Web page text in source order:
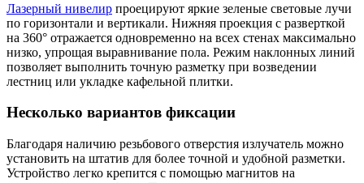
Лазерный нивелир проецируют яркие зеленые световые лучи
по горизонтали и вертикали. Нижняя проекция с разверткой
на 360° отражается одновременно на всех стенах максимально
низко, упрощая выравнивание пола. Режим наклонных линий
позволяет выполнить точную разметку при возведении
лестниц или укладке кафельной плитки.
Несколько вариантов фиксации
Благодаря наличию резьбового отверстия излучатель можно
установить на штатив для более точной и удобной разметки.
Устройство легко крепится с помощью магнитов на